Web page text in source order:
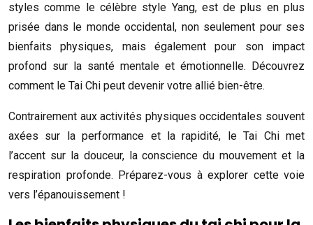
styles comme le célèbre style Yang, est de plus en plus
prisée dans le monde occidental, non seulement pour ses
bienfaits physiques, mais également pour son impact
profond sur la santé mentale et émotionnelle. Découvrez
comment le Tai Chi peut devenir votre allié bien-être.
Contrairement aux activités physiques occidentales souvent
axées sur la performance et la rapidité, le Tai Chi met
l’accent sur la douceur, la conscience du mouvement et la
respiration profonde. Préparez-vous à explorer cette voie
vers l’épanouissement !